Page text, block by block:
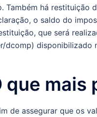
Também há restituição
o saldo do
que será
dcomp) disponibilizado
que mais
de assegurar que os